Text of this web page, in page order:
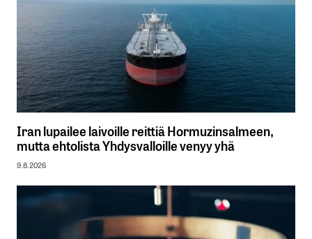
Iran lupailee laivoille reittiä Hormuzinsalmeen,
mutta ehtolista Yhdysvalloille venyy yhä
9.8.2026